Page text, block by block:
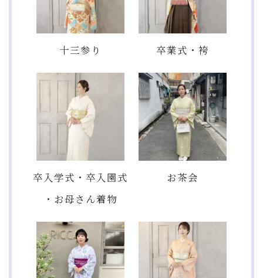
十三参り 卒業式・袴
卒入学式・卒入園式
・お母さん着物
お茶会